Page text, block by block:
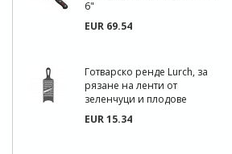
6"
EUR 69.54
Готварско ренде Lurch, за
рязане на ленти от
зеленчуци и плодове
EUR 15.34